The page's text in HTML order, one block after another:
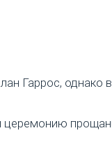
Гаррос,
церемонию